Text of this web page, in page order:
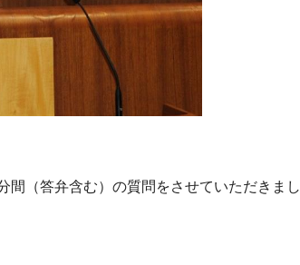
間（答弁含む）の質問をさせていただきまし